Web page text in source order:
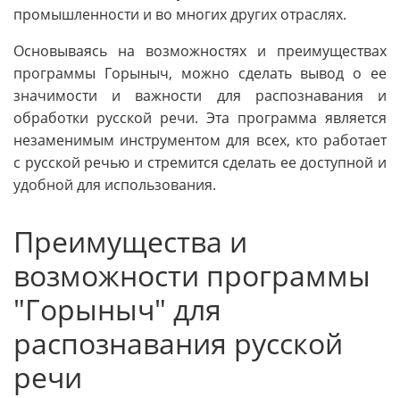
промышленности и во многих других отраслях.
Основываясь на возможностях и преимуществах
программы Горыныч, можно сделать вывод о ее
значимости и важности для распознавания и
обработки русской речи. Эта программа является
незаменимым инструментом для всех, кто работает
с русской речью и стремится сделать ее доступной и
удобной для использования.
Преимущества и
возможности программы
"Горыныч" для
распознавания русской
речи